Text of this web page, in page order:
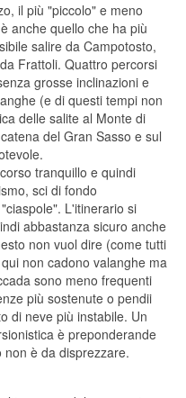
il più "piccolo" e meno
anche quello che ha più
salire da Campotosto,
Frattoli. Quattro percorsi
grosse inclinazioni e
(e di questi tempi non
delle salite al Monte di
del Gran Sasso e sul
tranquillo e quindi
sci di fondo
L'itinerario si
abbastanza sicuro anche
non vuol dire (come tutti
non cadono valanghe ma
sono meno frequenti
più sostenute o pendii
di neve più instabile. Un
è preponderande
è da disprezzare.